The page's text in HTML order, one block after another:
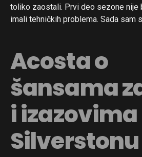
toliko zaostali. Prvi deo sezone nije
imali tehničkih problema. Sada sam
Acosta o
šansama
i izazovima
Silverstonu